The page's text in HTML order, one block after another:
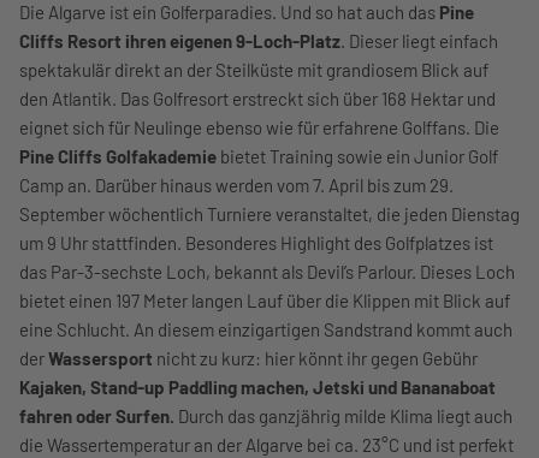
Die Algarve ist ein Golferparadies. Und so hat auch das Pine
Cliffs Resort ihren eigenen 9-Loch-Platz. Dieser liegt einfach
spektakulär direkt an der Steilküste mit grandiosem Blick auf
den Atlantik. Das Golfresort erstreckt sich über 168 Hektar und
eignet sich für Neulinge ebenso wie für erfahrene Golffans. Die
Pine Cliffs Golfakademie bietet Training sowie ein Junior Golf
Camp an. Darüber hinaus werden vom 7. April bis zum 29.
September wöchentlich Turniere veranstaltet, die jeden Dienstag
um 9 Uhr stattfinden. Besonderes Highlight des Golfplatzes ist
das Par-3-sechste Loch, bekannt als Devil’s Parlour. Dieses Loch
bietet einen 197 Meter langen Lauf über die Klippen mit Blick auf
eine Schlucht. An diesem einzigartigen Sandstrand kommt auch
derWassersport nicht zu kurz: hier könnt ihr gegen Gebühr
Kajaken, Stand-up Paddling machen, Jetski und Bananaboat
fahren oder Surfen. Durch das ganzjährig milde Klima liegt auch
die Wassertemperatur an der Algarve bei ca. 23°C und ist perfekt